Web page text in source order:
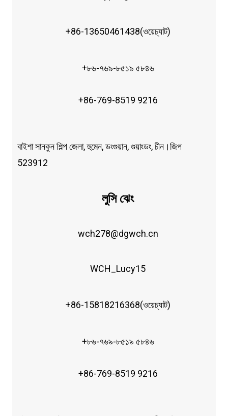
+86-13650461438(ওয়েচ্যাট)
+৮৬-৭৬৯-৮৫১৯ ৫৮৪৬
+86-769-8519 9216
বাইশা সানকুন শিল্প জেলা, হুমেন, ডংগুয়ান, গুয়াংডং, চীন।জিপ
523912
লুসি ঝেং
wch278@dgwch.cn
WCH_Lucy15
+86-15818216368(ওয়েচ্যাট)
+৮৬-৭৬৯-৮৫১৯ ৫৮৪৬
+86-769-8519 9216